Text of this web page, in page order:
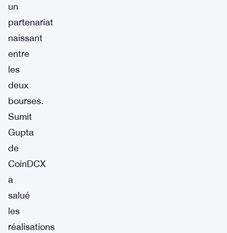
un
partenariat
naissant
entre
les
deux
bourses.
Sumit
Gupta
de
CoinDCX
a
salué
les
réalisations